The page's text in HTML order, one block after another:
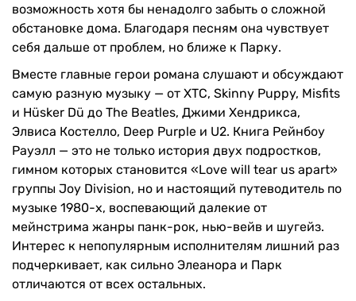
возможность хотя бы ненадолго забыть о сложной
обстановке дома. Благодаря песням она чувствует
себя дальше от проблем, но ближе к Парку.
Вместе главные герои романа слушают и обсуждают
самую разную музыку — от ХТС, Skinny Puppy, Misfits
и Hüsker Dü до The Beatles, Джими Хендрикса,
Элвиса Костелло, Deep Purple и U2. Книга Рейнбоу
Рауэлл — это не только история двух подростков,
гимном которых становится «Love will tear us apart»
группы Joy Division, но и настоящий путеводитель по
музыке 1980-х, воспевающий далекие от
мейнстрима жанры панк-рок, нью-вейв и шугейз.
Интерес к непопулярным исполнителям лишний раз
подчеркивает, как сильно Элеанора и Парк
отличаются от всех остальных.